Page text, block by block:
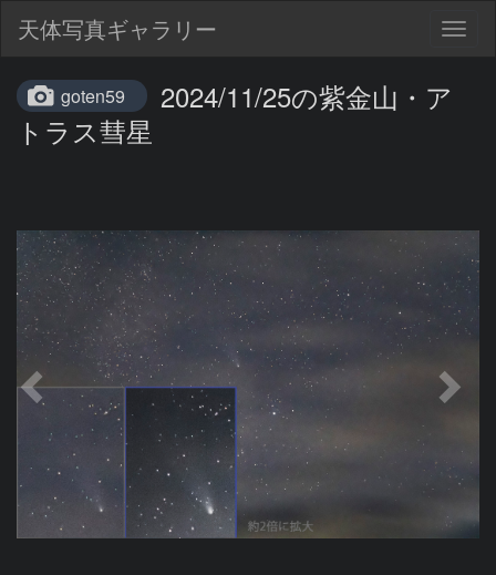
天体写真ギャラリー
goten59
2024/11/25の紫金山・ア
トラス彗星